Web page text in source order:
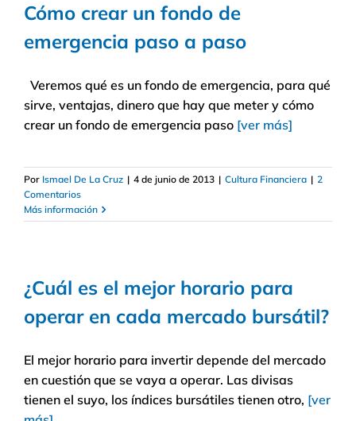
Cómo crear un fondo de
emergencia paso a paso
Veremos qué es un fondo de emergencia, para qué
sirve, ventajas, dinero que hay que meter y cómo
crear un fondo de emergencia paso [ver más]
Por Ismael De La Cruz | 4 de junio de 2013 | Cultura Financiera | 2
Comentarios
Más información
¿Cuál es el mejor horario para
operar en cada mercado bursátil?
El mejor horario para invertir depende del mercado
en cuestión que se vaya a operar. Las divisas
tienen el suyo, los índices bursátiles tienen otro, [ver